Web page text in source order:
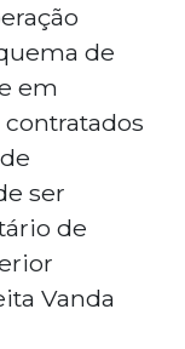
de
em
ser
de
Vanda